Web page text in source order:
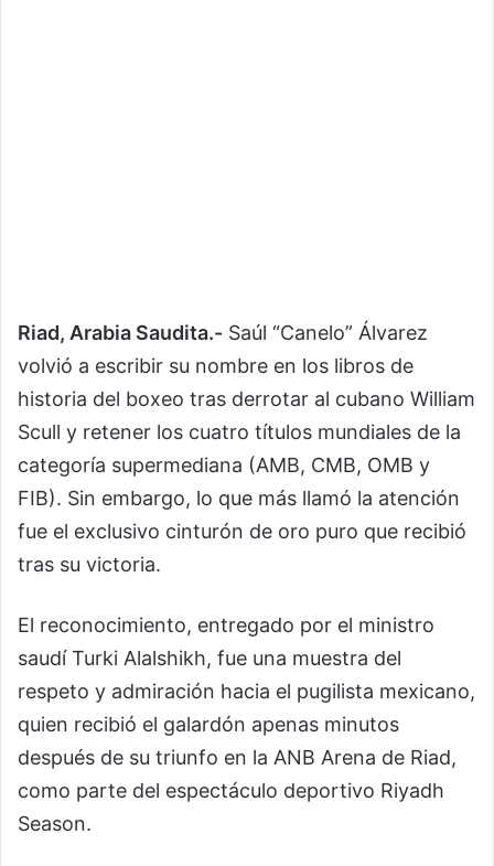
Riad, Arabia Saudita.- Saúl “Canelo” Álvarez
volvió a escribir su nombre en los libros de
historia del boxeo tras derrotar al cubano William
Scull y retener los cuatro títulos mundiales de la
categoría supermediana (AMB, CMB, OMB y
FIB). Sin embargo, lo que más llamó la atención
fue el exclusivo cinturón de oro puro que recibió
tras su victoria.
El reconocimiento, entregado por el ministro
saudí Turki Alalshikh, fue una muestra del
respeto y admiración hacia el pugilista mexicano,
quien recibió el galardón apenas minutos
después de su triunfo en la ANB Arena de Riad,
como parte del espectáculo deportivo Riyadh
Season.